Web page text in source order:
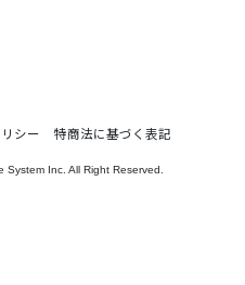
シー 特商法に基づく表記
System Inc. All Right Reserved.